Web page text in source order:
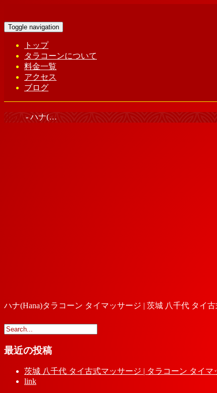
Toggle navigation
トップ
タラコーンについて
料金一覧
アクセス
ブログ
- ハナ(…
ハナ(Hana)タラコーン タイマッサージ | 茨城 八千代 タイ
最近の投稿
茨城 八千代 タイ古式マッサージ | タラコーン タイマ
link